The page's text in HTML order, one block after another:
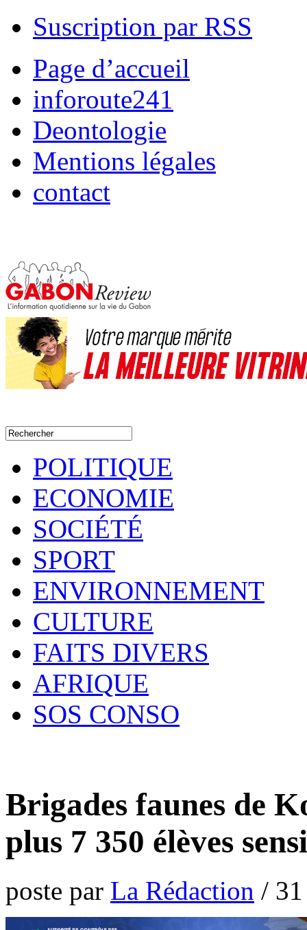
Suscription par RSS
Page d’accueil
inforoute241
Deontologie
Mentions légales
contact
POLITIQUE
ECONOMIE
SOCIÉTÉ
SPORT
ENVIRONNEMENT
CULTURE
FAITS DIVERS
AFRIQUE
SOS CONSO
Brigades faunes de
plus 7 350 élèves
poste par La Rédaction /